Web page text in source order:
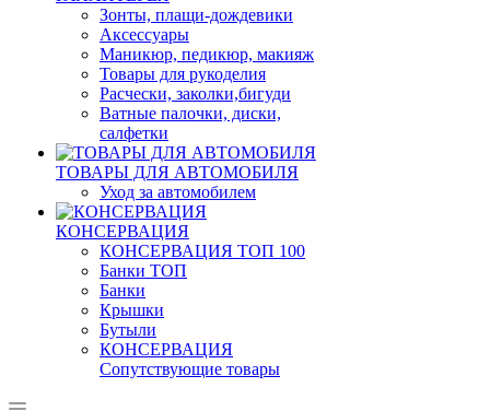
Зонты, плащи-дождевики
Аксессуары
Маникюр, педикюр, макияж
Товары для рукоделия
Расчески, заколки,бигуди
Ватные палочки, диски,
салфетки
ТОВАРЫ ДЛЯ АВТОМОБИЛЯ
Уход за автомобилем
КОНСЕРВАЦИЯ
КОНСЕРВАЦИЯ ТОП 100
Банки ТОП
Банки
Крышки
Бутыли
КОНСЕРВАЦИЯ
Сопутствующие товары